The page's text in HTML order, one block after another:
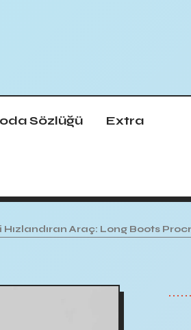
Sözlüğü Extra
Araç: Long Boots